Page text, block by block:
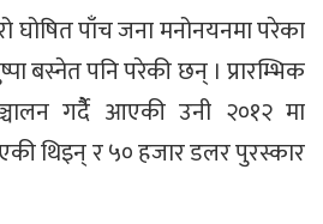
घोषित पाँच जना मनोनयनमा परेका
बस्नेत पनि परेकी छन् । प्रारम्भिक
गर्दैै आएकी उनी २०१२ मा
थिइन् र ५० हजार डलर पुरस्कार